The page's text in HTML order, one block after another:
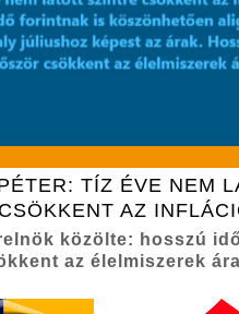
TÍZ ÉVE NEM
AZ
közölte: hosszú
az élelmiszerek ára